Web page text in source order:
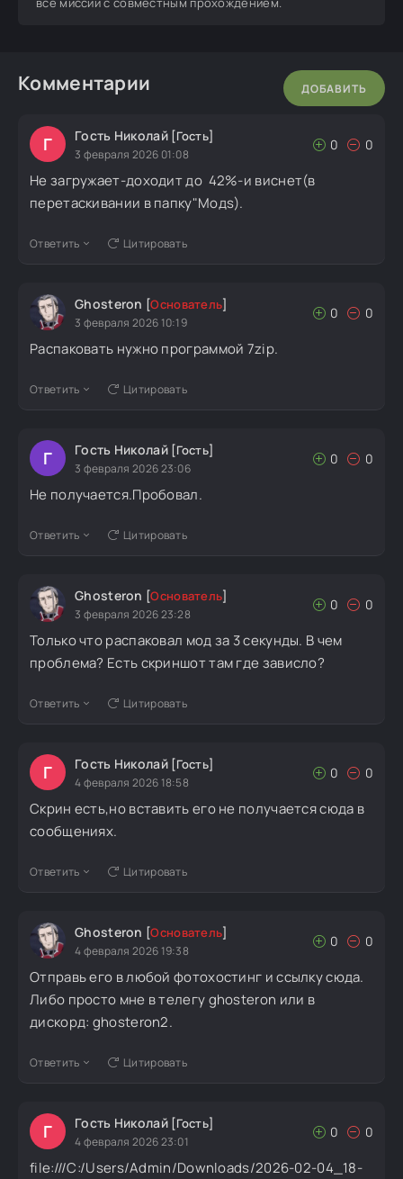
Комментарии ДОБАВИТЬ
Г Гость Николай [Гость]
3 февраля 2026 01:08
0 0
Не загружает-доходит до 42%-и виснет(в
перетаскивании в папку"Модs).
Ответить Цитировать
Ghosteron [Основатель]
3 февраля 2026 10:19
0 0
Распаковать нужно программой 7zip.
Ответить Цитировать
Г Гость Николай [Гость]
3 февраля 2026 23:06
0 0
Не получается.Пробовал.
Ответить Цитировать
Ghosteron [Основатель]
3 февраля 2026 23:28
0 0
Только что распаковал мод за 3 секунды. В чем
проблема? Есть скриншот там где зависло?
Ответить Цитировать
Г Гость Николай [Гость]
4 февраля 2026 18:58
0 0
Скрин есть,но вставить его не получается сюда в
сообщениях.
Ответить Цитировать
Ghosteron [Основатель]
4 февраля 2026 19:38
0 0
Отправь его в любой фотохостинг и ссылку сюда.
Либо просто мне в телегу ghosteron или в
дискорд: ghosteron2.
Ответить Цитировать
Г Гость Николай [Гость]
4 февраля 2026 23:01
0 0
file:///C:/Users/Admin/Downloads/2026-02-04_18-